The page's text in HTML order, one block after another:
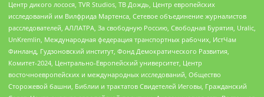
Центр дикого лосося, TVR Studios, ТВ Дождь, Центр европейских
исследований им Вилфрида Мартенса, Сетевое объединение журналистов
расследователей, АЛЛАТРА, За свободную Россию, Свободная Бурятия, Uralic,
UnKremlin, Международная федерация транспортных рабочих, ИстЧам
Финланд, Гудзоновский институт, Фонд Демократического Развития,
Комитет-2024, Центрально-Европейский университет, Центр
восточноевропейских и международных исследований, Общество
Сторожевой башни, Библии и трактатов Свидетелей Иеговы, Гражданский